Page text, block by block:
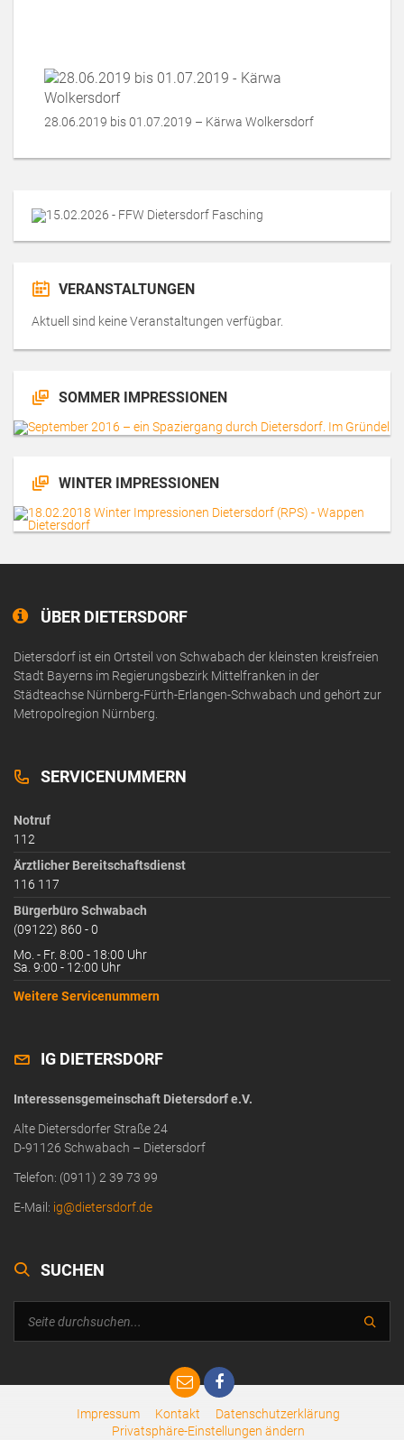
28.06.2019 bis 01.07.2019 – Kärwa Wolkersdorf
VERANSTALTUNGEN
Aktuell sind keine Veranstaltungen verfügbar.
SOMMER IMPRESSIONEN
WINTER IMPRESSIONEN
ÜBER DIETERSDORF
Dietersdorf ist ein Ortsteil von Schwabach der kleinsten kreisfreien
Stadt Bayerns im Regierungsbezirk Mittelfranken in der
Städteachse Nürnberg-Fürth-Erlangen-Schwabach und gehört zur
Metropolregion Nürnberg.
SERVICENUMMERN
Notruf
112
Ärztlicher Bereitschaftsdienst
116 117
Bürgerbüro Schwabach
(09122) 860 - 0
Mo. - Fr. 8:00 - 18:00 Uhr
Sa. 9:00 - 12:00 Uhr
Weitere Servicenummern
IG DIETERSDORF
Interessensgemeinschaft Dietersdorf e.V.
Alte Dietersdorfer Straße 24
D-91126 Schwabach – Dietersdorf
Telefon: (0911) 2 39 73 99
E-Mail: ig@dietersdorf.de
SUCHEN
Impressum Kontakt
Datenschutzerklärung
Privatsphäre-Einstellungen ändern